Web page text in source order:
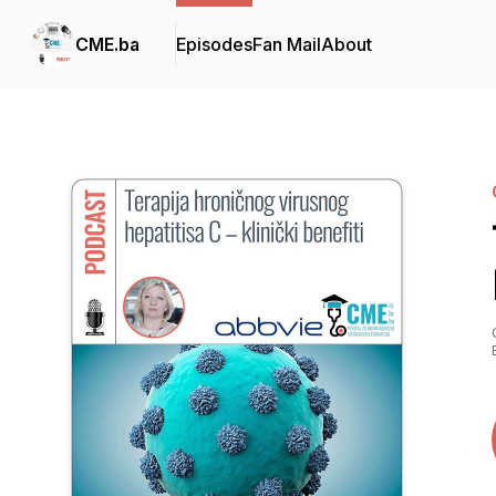
CME.ba EpisodesFan MailAbout